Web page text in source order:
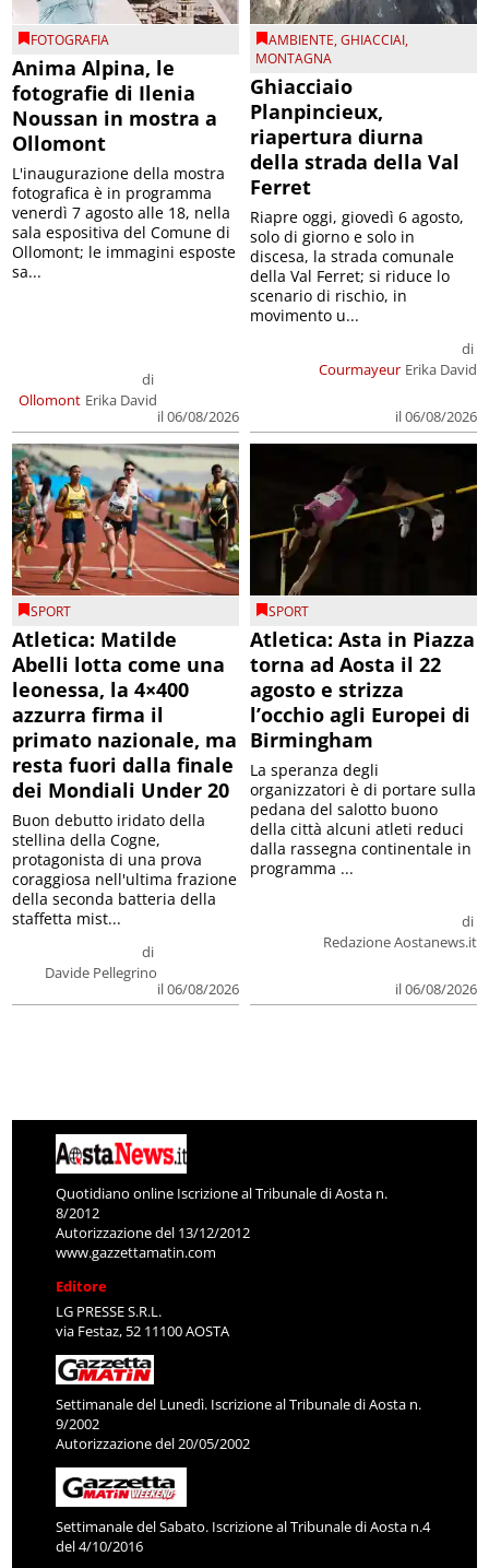
FOTOGRAFIA
Anima Alpina, le
fotografie di Ilenia
Noussan in mostra a
Ollomont
Ollomont
di
Erika David
il 06/08/2026
L'inaugurazione della mostra
fotografica è in programma
venerdì 7 agosto alle 18, nella
sala espositiva del Comune di
Ollomont; le immagini esposte
sa...
AMBIENTE,GHIACCIAI,
MONTAGNA
Ghiacciaio
Planpincieux,
riapertura diurna
della strada della Val
Ferret
Courmayeur
di
Erika David
il 06/08/2026
Riapre oggi, giovedì 6 agosto,
solo di giorno e solo in
discesa, la strada comunale
della Val Ferret; si riduce lo
scenario di rischio, in
movimento u...
SPORT
Atletica: Matilde
Abelli lotta come una
leonessa, la 4×400
azzurra firma il
primato nazionale, ma
resta fuori dalla finale
dei Mondiali Under 20
di
Davide Pellegrino
il 06/08/2026
Buon debutto iridato della
stellina della Cogne,
protagonista di una prova
coraggiosa nell'ultima frazione
della seconda batteria della
staffetta mist...
SPORT
Atletica: Asta in Piazza
torna ad Aosta il 22
agosto e strizza
l’occhio agli Europei di
Birmingham
di
Redazione Aostanews.it
il 06/08/2026
La speranza degli
organizzatori è di portare sulla
pedana del salotto buono
della città alcuni atleti reduci
dalla rassegna continentale in
programma ...
Quotidiano online Iscrizione al Tribunale di Aosta n.
8/2012
Autorizzazione del 13/12/2012
www.gazzettamatin.com
Editore
LG PRESSE S.R.L.
via Festaz, 52 11100 AOSTA
Settimanale del Lunedì. Iscrizione al Tribunale di Aosta n.
9/2002
Autorizzazione del 20/05/2002
Settimanale del Sabato. Iscrizione al Tribunale di Aosta n.4
del 4/10/2016